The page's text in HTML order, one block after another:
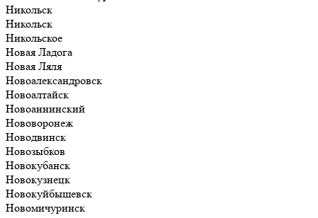
Никольск
Никольск
Никольское
Новая Ладога
Новая Ляля
Новоалександровск
Новоалтайск
Новоаннинский
Нововоронеж
Новодвинск
Новозыбков
Новокубанск
Новокузнецк
Новокуйбышевск
Новомичуринск